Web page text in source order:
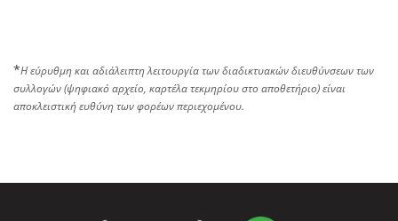
*Η εύρυθμη και αδιάλειπτη λειτουργία των διαδικτυακών διευθύνσεων των
συλλογών (ψηφιακό αρχείο, καρτέλα τεκμηρίου στο αποθετήριο) είναι
αποκλειστική ευθύνη των φορέων περιεχομένου.